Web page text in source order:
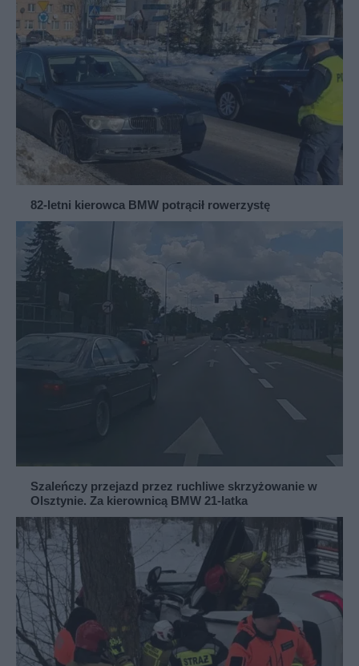
82-letni kierowca BMW potrącił rowerzystę
Szaleńczy przejazd przez ruchliwe skrzyżowanie w
Olsztynie. Za kierownicą BMW 21-latka